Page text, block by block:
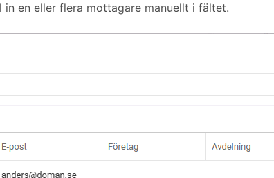
en eller flera mottagare manuellt i fältet.